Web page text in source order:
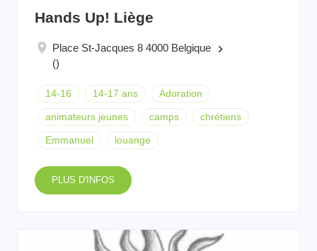
Hands Up! Liège
Place St-Jacques 8 4000 Belgique keyboard_arrow_right
()
14-16 14-17 ans Adoration
animateurs jeunes camps chrétiens
Emmanuel louange
PLUS D'INFOS